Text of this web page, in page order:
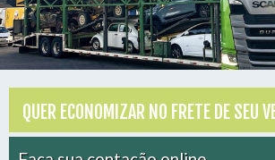
QUER ECONOMIZAR NO FRETE DE SEU